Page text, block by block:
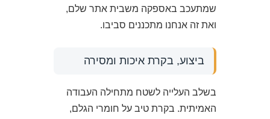
שמתעכב באספקה משבית אתר שלם,
ואת זה אנחנו מתכננים סביבו.
ביצוע, בקרת איכות ומסירה
בשלב העלייה לשטח מתחילה העבודה
האמיתית. בקרת טיב על חומרי הגלם,